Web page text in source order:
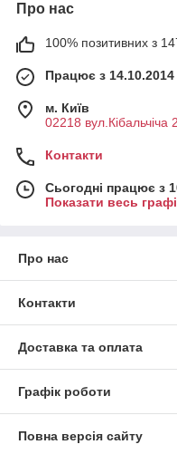
Про нас
100% позитивних з 147
Працює з 14.10.2014
м. Київ
02218 вул.Кібальчіча
Контакти
Сьогодні працює з
Показати весь
Про нас
Контакти
Доставка та оплата
Графік роботи
Повна версія сайту